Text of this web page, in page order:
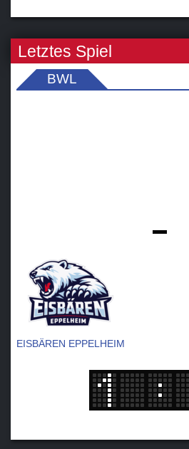
Letztes Spiel
BWL
-
EISBÄREN EPPELHEIM